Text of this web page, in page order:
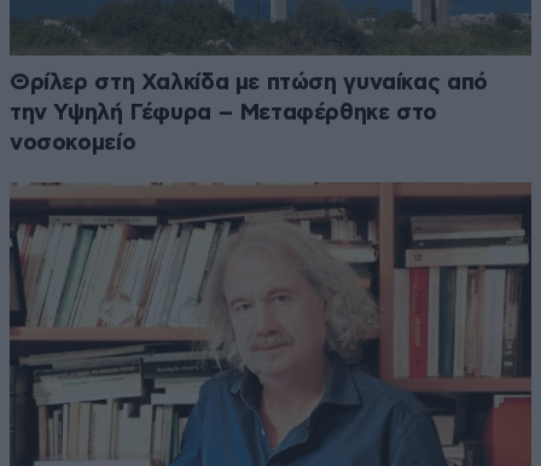
Θρίλερ στη Χαλκίδα με πτώση γυναίκας από
την Υψηλή Γέφυρα – Μεταφέρθηκε στο
νοσοκομείο